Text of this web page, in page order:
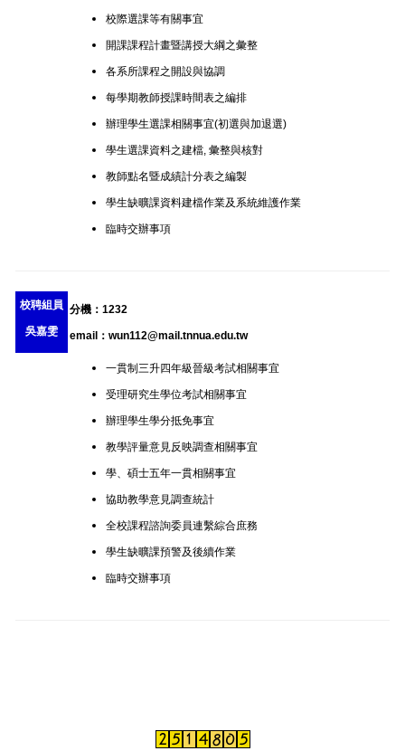
校際選課等有關事宜
開課課程計畫暨講授大綱之彙整
各系所課程之開設與協調
每學期教師授課時間表之編排
辦理學生選課相關事宜(初選與加退選)
學生選課資料之建檔, 彙整與核對
教師點名暨成績計分表之編製
學生缺曠課資料建檔作業及系統維護作業
臨時交辦事項
校聘組員
吳嘉雯
分機：1232
email： wun112@mail.tnnua.edu.tw
一貫制三升四年級晉級考試相關事宜
受理研究生學位考試相關事宜
辦理學生學分抵免事宜
教學評量意見反映調查相關事宜
學、碩士五年一貫相關事宜
協助教學意見調查統計
全校課程諮詢委員連繫綜合庶務
學生缺曠課預警及後續作業
臨時交辦事項